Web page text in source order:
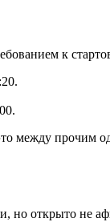
к
между прочим
но открыто не